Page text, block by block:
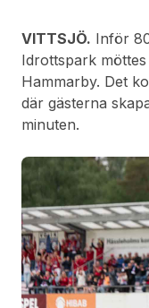
VITTSJÖ. Inför
Idrottspark
Hammarby. Det
där gästerna
minuten.